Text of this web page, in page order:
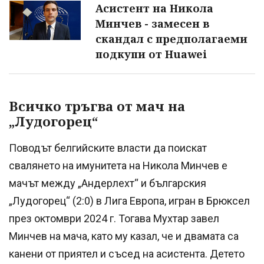
Асистент на Никола
Минчев - замесен в
скандал с предполагаеми
подкупи от Huawei
Всичко тръгва от мач на
„Лудогорец“
Поводът белгийските власти да поискат
свалянето на имунитета на Никола Минчев е
мачът между „Андерлехт“ и българския
„Лудогорец“ (2:0) в Лига Европа, игран в Брюксел
през октомври 2024 г. Тогава Мухтар завел
Минчев на мача, като му казал, че и двамата са
канени от приятел и съсед на асистента. Детето